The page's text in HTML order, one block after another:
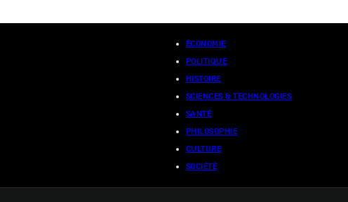
ÉCONOMIE
POLITIQUE
HISTOIRE
SCIENCES & TECHNOLOGIES
SANTÉ
PHILOSOPHIE
CULTURE
SOCIÉTÉ